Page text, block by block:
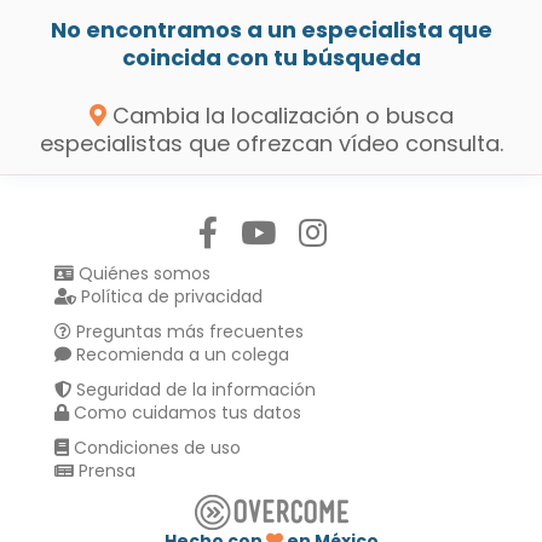
No encontramos a un especialista que
coincida con tu búsqueda
Cambia la localización o busca
especialistas que ofrezcan vídeo consulta.
Quiénes somos
Política de privacidad
Preguntas más frecuentes
Recomienda a un colega
Seguridad de la información
Como cuidamos tus datos
Condiciones de uso
Prensa